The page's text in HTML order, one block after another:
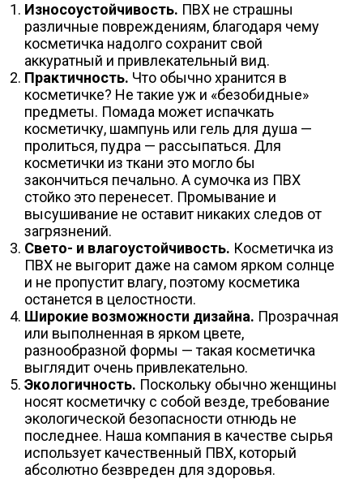
Износоустойчивость. ПВХ не страшны
различные повреждениям, благодаря чему
косметичка надолго сохранит свой
аккуратный и привлекательный вид.
Практичность. Что обычно хранится в
косметичке? Не такие уж и «безобидные»
предметы. Помада может испачкать
косметичку, шампунь или гель для душа —
пролиться, пудра — рассыпаться. Для
косметички из ткани это могло бы
закончиться печально. А сумочка из ПВХ
стойко это перенесет. Промывание и
высушивание не оставит никаких следов от
загрязнений.
Свето- и влагоустойчивость. Косметичка из
ПВХ не выгорит даже на самом ярком солнце
и не пропустит влагу, поэтому косметика
останется в целостности.
Широкие возможности дизайна. Прозрачная
или выполненная в ярком цвете,
разнообразной формы — такая косметичка
выглядит очень привлекательно.
Экологичность. Поскольку обычно женщины
носят косметичку с собой везде, требование
экологической безопасности отнюдь не
последнее. Наша компания в качестве сырья
использует качественный ПВХ, который
абсолютно безвреден для здоровья.